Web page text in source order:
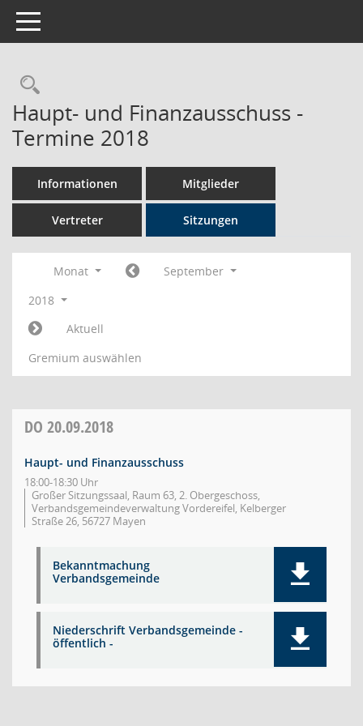
Toggle navigation
Rechercheauswahl
Haupt- und Finanzausschuss -
Termine 2018
Informationen Mitglieder
Vertreter Sitzungen
Monat
September
2018
Aktuell
Gremium auswählen
DO 20.09.2018
Haupt- und Finanzausschuss
18:00-18:30 Uhr
Großer Sitzungssaal, Raum 63, 2. Obergeschoss,
Verbandsgemeindeverwaltung Vordereifel, Kelberger
Straße 26, 56727 Mayen
Bekanntmachung
Verbandsgemeinde
Niederschrift Verbandsgemeinde -
öffentlich -